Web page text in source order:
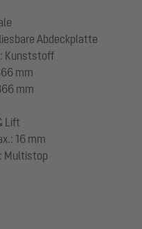
Abdeckplatte
Kunststoff
mm
mm
Lift
16 mm
Multistop